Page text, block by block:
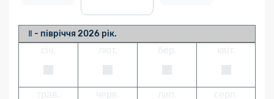
Ⅱ - півріччя 2026 рік.